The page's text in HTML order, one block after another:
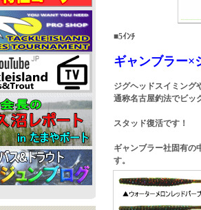
■5ｲﾝﾁ
ギャンブラー×
ジグヘッドスイミング
通称名古屋釣法でビッ
スタッド復活です！
ギャンブラー社固有の
す。